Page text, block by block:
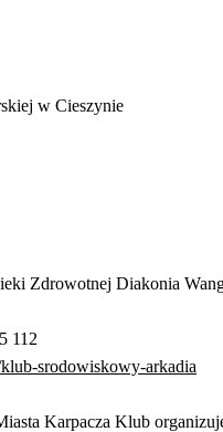
w Cieszynie
Zdrowotnej Diakonia
112
srodowiskowy-arkadia
Karpacza Klub